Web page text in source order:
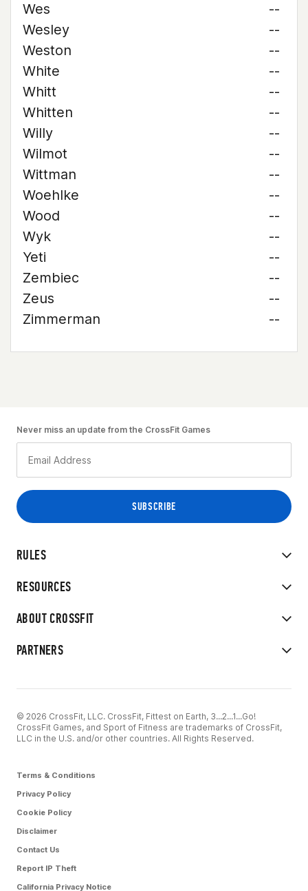
Wes
--
Wesley
--
Weston
--
White
--
Whitt
--
Whitten
--
Willy
--
Wilmot
--
Wittman
--
Woehlke
--
Wood
--
Wyk
--
Yeti
--
Zembiec
--
Zeus
--
Zimmerman
--
RULES
RESOURCES
ABOUT CROSSFIT
PARTNERS
Never miss an update from the CrossFit Games
© 2026 CrossFit, LLC. CrossFit, Fittest on Earth, 3...2...1...Go!
CrossFit Games, and Sport of Fitness are trademarks of CrossFit,
LLC in the U.S. and/or other countries. All Rights Reserved.
Terms & Conditions
Privacy Policy
Cookie Policy
Disclaimer
Contact Us
Report IP Theft
California Privacy Notice